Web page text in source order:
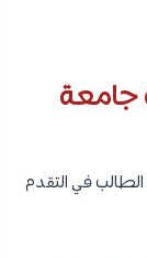
جامعة
في التقدم